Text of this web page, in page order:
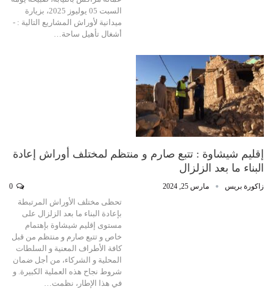
السبت 05 يوليوز 2025، بزيارة
ميدانية لأوراش المشاريع التالية : -
أشغال تأهيل ساحة…
إقليم شيشاوة : تتبع صارم و منتظم لمختلف أوراش إعادة
البناء ما بعد الزلزال
زاكورة بريس مارس 25, 2024
تحظى مختلف الأوراش المرتبطة
بإعادة البناء ما بعد الزلزال على
مستوى إقليم شيشاوة بإهتمام
خاص و تتبع صارم و منتظم من قبل
كافة الأطراف المعنية و السلطات
المحلية و الشركاء، من أجل ضمان
شروط نجاح هذه العملية الكبيرة. و
في هذا الإطار، نظمت…